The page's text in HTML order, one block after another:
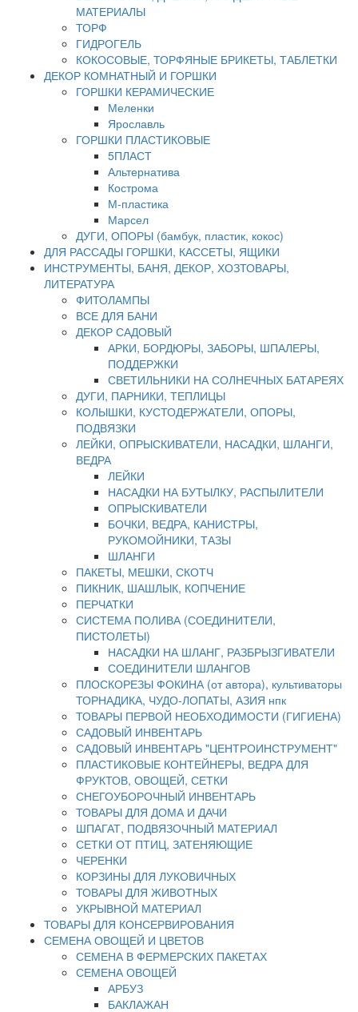
МАТЕРИАЛЫ
ТОРФ
ГИДРОГЕЛЬ
КОКОСОВЫЕ, ТОРФЯНЫЕ БРИКЕТЫ, ТАБЛЕТКИ
ДЕКОР КОМНАТНЫЙ И ГОРШКИ
ГОРШКИ КЕРАМИЧЕСКИЕ
Меленки
Ярославль
ГОРШКИ ПЛАСТИКОВЫЕ
5ПЛАСТ
Альтернатива
Кострома
М-пластика
Марсел
ДУГИ, ОПОРЫ (бамбук, пластик, кокос)
ДЛЯ РАССАДЫ ГОРШКИ, КАССЕТЫ, ЯЩИКИ
ИНСТРУМЕНТЫ, БАНЯ, ДЕКОР, ХОЗТОВАРЫ,
ЛИТЕРАТУРА
ФИТОЛАМПЫ
ВСЕ ДЛЯ БАНИ
ДЕКОР САДОВЫЙ
АРКИ, БОРДЮРЫ, ЗАБОРЫ, ШПАЛЕРЫ,
ПОДДЕРЖКИ
СВЕТИЛЬНИКИ НА СОЛНЕЧНЫХ БАТАРЕЯХ
ДУГИ, ПАРНИКИ, ТЕПЛИЦЫ
КОЛЫШКИ, КУСТОДЕРЖАТЕЛИ, ОПОРЫ,
ПОДВЯЗКИ
ЛЕЙКИ, ОПРЫСКИВАТЕЛИ, НАСАДКИ, ШЛАНГИ,
ВЕДРА
ЛЕЙКИ
НАСАДКИ НА БУТЫЛКУ, РАСПЫЛИТЕЛИ
ОПРЫСКИВАТЕЛИ
БОЧКИ, ВЕДРА, КАНИСТРЫ,
РУКОМОЙНИКИ, ТАЗЫ
ШЛАНГИ
ПАКЕТЫ, МЕШКИ, СКОТЧ
ПИКНИК, ШАШЛЫК, КОПЧЕНИЕ
ПЕРЧАТКИ
СИСТЕМА ПОЛИВА (СОЕДИНИТЕЛИ,
ПИСТОЛЕТЫ)
НАСАДКИ НА ШЛАНГ, РАЗБРЫЗГИВАТЕЛИ
СОЕДИНИТЕЛИ ШЛАНГОВ
ПЛОСКОРЕЗЫ ФОКИНА (от автора), культиваторы
ТОРНАДИКА, ЧУДО-ЛОПАТЫ, АЗИЯ нпк
ТОВАРЫ ПЕРВОЙ НЕОБХОДИМОСТИ (ГИГИЕНА)
САДОВЫЙ ИНВЕНТАРЬ
САДОВЫЙ ИНВЕНТАРЬ "ЦЕНТРОИНСТРУМЕНТ"
ПЛАСТИКОВЫЕ КОНТЕЙНЕРЫ, ВЕДРА ДЛЯ
ФРУКТОВ, ОВОЩЕЙ, СЕТКИ
СНЕГОУБОРОЧНЫЙ ИНВЕНТАРЬ
ТОВАРЫ ДЛЯ ДОМА И ДАЧИ
ШПАГАТ, ПОДВЯЗОЧНЫЙ МАТЕРИАЛ
СЕТКИ ОТ ПТИЦ, ЗАТЕНЯЮЩИЕ
ЧЕРЕНКИ
КОРЗИНЫ ДЛЯ ЛУКОВИЧНЫХ
ТОВАРЫ ДЛЯ ЖИВОТНЫХ
УКРЫВНОЙ МАТЕРИАЛ
ТОВАРЫ ДЛЯ КОНСЕРВИРОВАНИЯ
СЕМЕНА ОВОЩЕЙ И ЦВЕТОВ
СЕМЕНА В ФЕРМЕРСКИХ ПАКЕТАХ
СЕМЕНА ОВОЩЕЙ
АРБУЗ
БАКЛАЖАН